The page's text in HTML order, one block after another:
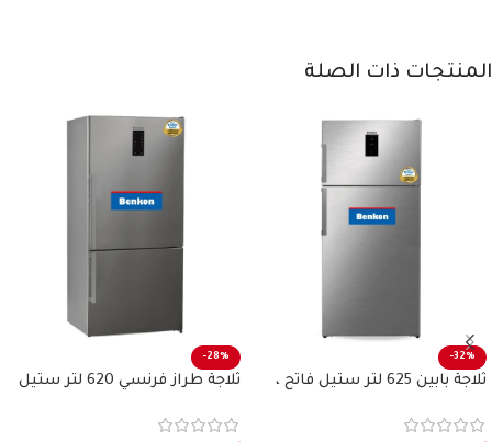
المنتجات ذات الصلة
-32%
ثلاجة بابين 625 لتر ستيل فاتح ،
-28%
ثلاجة طراز فرنسي 620 لتر ستيل